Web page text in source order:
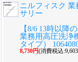
ニルフィスク
サリー
【8/6 13時以降
業務用高圧洗浄
タイプ）
8,730円(消費税込